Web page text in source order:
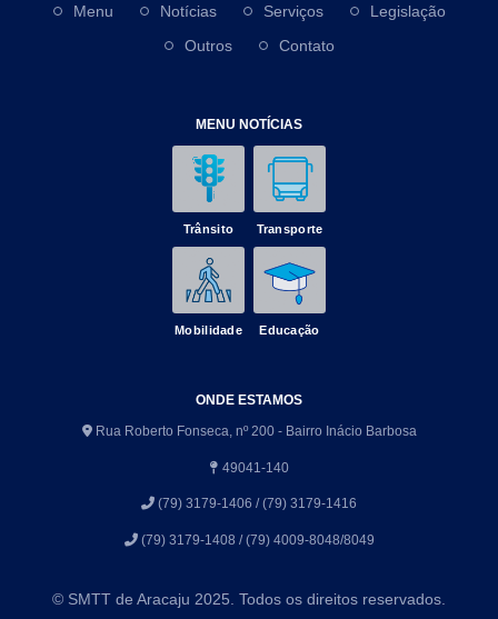
Menu Notícias Serviços
Legislação
Outros
Contato
MENU NOTÍCIAS
Trânsito Transporte
Mobilidade Educação
ONDE ESTAMOS
Rua Roberto Fonseca, nº 200 - Bairro Inácio Barbosa
49041-140
(79) 3179-1406 / (79) 3179-1416
(79) 3179-1408 / (79) 4009-8048/8049
© SMTT de Aracaju 2025. Todos os direitos reservados.